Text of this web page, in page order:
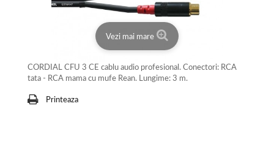
Vezi mai mare
CORDIAL CFU 3 CE cablu audio profesional. Conectori: RCA
tata - RCA mama cu mufe Rean. Lungime: 3 m.
Printeaza